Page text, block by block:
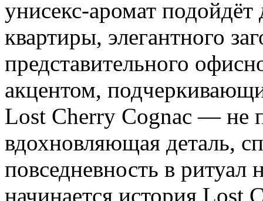
унисекс-аромат
квартиры, элегантного
представительного
акцентом,
Lost Сherry Сognac — не
вдохновляющая деталь,
повседневность в
начинается история